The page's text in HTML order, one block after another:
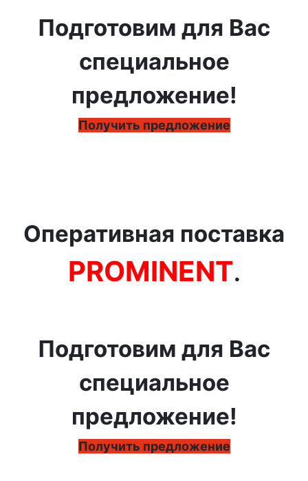
Подготовим для Вас
специальное
предложение!
Получить предложение
Оперативная поставка
PROMINENT.
Подготовим для Вас
специальное
предложение!
Получить предложение